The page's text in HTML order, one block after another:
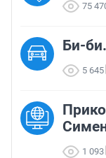
75
Би-
5 645
1 093